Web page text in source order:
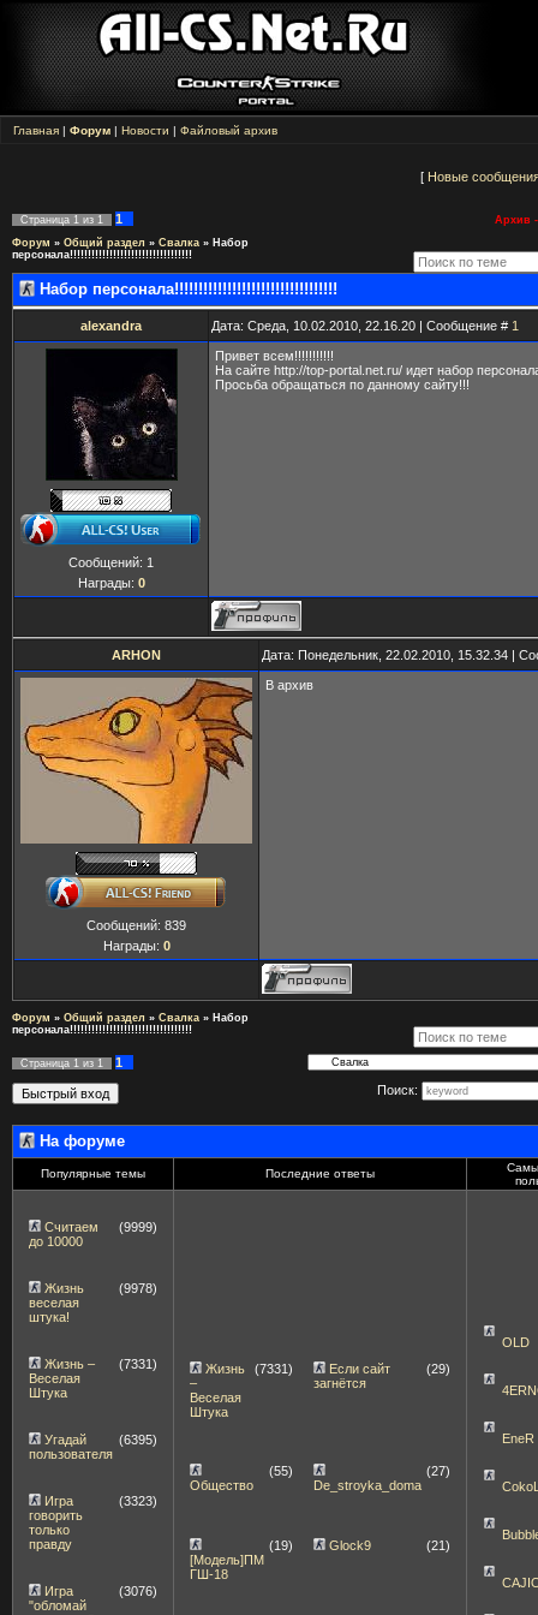
Главная | Форум | Новости | Файловый архив
[ Новые
Страница 1 из 1 1
Архив -
Форум » Общий раздел » Свалка » Набор
персонала!!!!!!!!!!!!!!!!!!!!!!!!!!!!!!!!!!
Набор персонала!!!!!!!!!!!!!!!!!!!!!!!!!!!!!!!!!!
alexandra Дата: Среда, 10.02.2010, 22.16.20 | Сообщение # 1
Сообщений: 1
Награды: 0
Привет всем!!!!!!!!!!!
На сайте http://top-portal.net.ru/ идет набор
Просьба обращаться по данному сайту!!!
ARHON Дата: Понедельник, 22.02.2010, 15.32.34 |
Сообщений: 839
Награды: 0
В архив
Форум » Общий раздел » Свалка » Набор
персонала!!!!!!!!!!!!!!!!!!!!!!!!!!!!!!!!!!
Страница 1 из 1
1
Поиск:
На форуме
Популярные темы Последние ответы
Считаем
до 10000
(9999)
Жизнь
веселая
штука!
(9978)
Жизнь –
Веселая
Штука
(7331)
Угадай
пользователя
(6395)
Игра
говорить
только
правду
(3323)
Игра
"обломай
(3076)
Жизнь
–
Веселая
Штука
(7331)
Если сайт
загнётся
(29)
Общество
(55)
De_stroyka_doma
(27)
[Модель]ПМ
ГШ-18
(19) Glock9 (21)
OLD
EneR